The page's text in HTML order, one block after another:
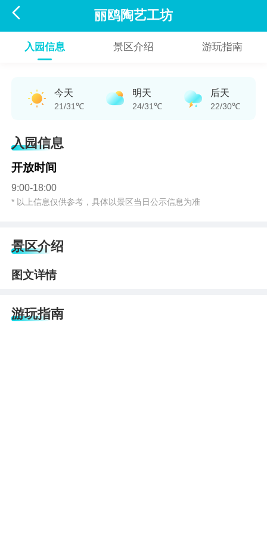
 丽鸥陶艺工坊
入园信息 景区介绍 游玩指南
今天
21/31℃
明天
24/31℃
后天
22/30℃
入园信息
开放时间
9:00-18:00
* 以上信息仅供参考，具体以景区当日公示信息为准
景区介绍
图文详情
游玩指南